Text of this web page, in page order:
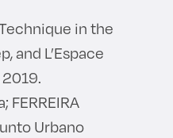
in the
and L’Espace
FERREIRA
Urbano